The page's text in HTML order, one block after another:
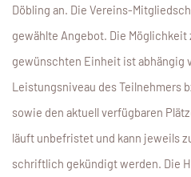
Döbling an. Die Vereins-
gewählte Angebot. Die Möglichkeit
gewünschten Einheit ist abhängig
Leistungsniveau des Teilnehmers
sowie den aktuell verfügbaren
läuft unbefristet und kann jeweils
schriftlich gekündigt werden. Die